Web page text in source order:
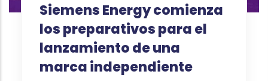
Siemens Energy comienza
los preparativos para el
lanzamiento de una
marca independiente